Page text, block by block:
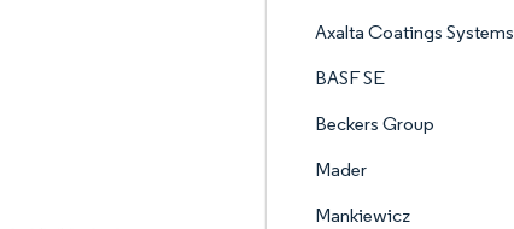
Axalta Coatings Systems
BASF SE
Beckers Group
Mader
Mankiewicz